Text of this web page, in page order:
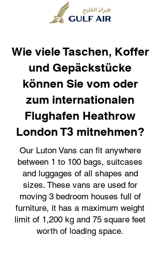
Wie viele Taschen, Koffer
und Gepäckstücke
können Sie vom oder
zum internationalen
Flughafen Heathrow
London T3 mitnehmen?
Our Luton Vans can fit anywhere
between 1 to 100 bags, suitcases
and luggages of all shapes and
sizes. These vans are used for
moving 3 bedroom houses full of
furniture, it has a maximum weight
limit of 1,200 kg and 75 square feet
worth of loading space.